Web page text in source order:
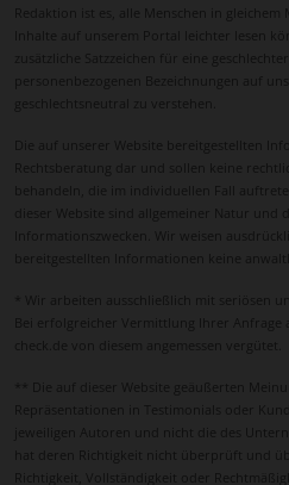
Redaktion ist es, alle Menschen in gleichem
Inhalte auf unserem Portal leichter lesen
zusätzliche Satzzeichen für eine
personenbezogenen Bezeichnungen auf
geschlechtsneutral zu verstehen.
Die auf unserer Website bereitgestellten
Rechtsberatung dar und sollen keine
behandeln, die im individuellen Fall
dieser Website sind allgemeiner Natur und
Informationszwecken. Wir weisen
bereitgestellten Informationen keine
* Wir arbeiten ausschließlich mit seriösen
Bei erfolgreicher Vermittlung Ihrer Anfrage
check.de von diesem angemessen vergütet.
** Die auf dieser Website geäußerten
Repräsentationen in Testimonials oder
jeweiligen Autoren und nicht die des
hat deren Richtigkeit nicht überprüft und
Richtigkeit, Vollständigkeit oder